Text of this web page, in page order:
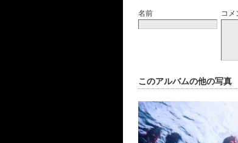
名前 コメ
このアルバムの他の写真